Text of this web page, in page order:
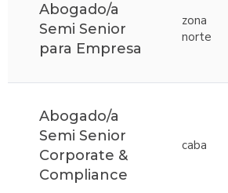
Abogado/a
Semi Senior
para Empresa
zona
norte
Abogado/a
Semi Senior
Corporate &
Compliance
caba